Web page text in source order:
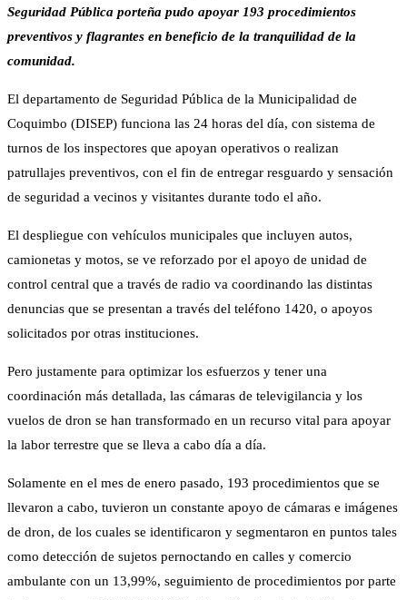
Seguridad Pública porteña pudo apoyar 193 procedimientos
preventivos y flagrantes en beneficio de la tranquilidad de la
comunidad.
El departamento de Seguridad Pública de la Municipalidad de
Coquimbo (DISEP) funciona las 24 horas del día, con sistema de
turnos de los inspectores que apoyan operativos o realizan
patrullajes preventivos, con el fin de entregar resguardo y sensación
de seguridad a vecinos y visitantes durante todo el año.
El despliegue con vehículos municipales que incluyen autos,
camionetas y motos, se ve reforzado por el apoyo de unidad de
control central que a través de radio va coordinando las distintas
denuncias que se presentan a través del teléfono 1420, o apoyos
solicitados por otras instituciones.
Pero justamente para optimizar los esfuerzos y tener una
coordinación más detallada, las cámaras de televigilancia y los
vuelos de dron se han transformado en un recurso vital para apoyar
la labor terrestre que se lleva a cabo día a día.
Solamente en el mes de enero pasado, 193 procedimientos que se
llevaron a cabo, tuvieron un constante apoyo de cámaras e imágenes
de dron, de los cuales se identificaron y segmentaron en puntos tales
como detección de sujetos pernoctando en calles y comercio
ambulante con un 13,99%, seguimiento de procedimientos por parte